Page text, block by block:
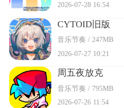
2026-07-28 16:54
CYTOID旧版
音乐节奏 / 247MB
2026-07-27 10:21
周五夜放克
音乐节奏 / 795MB
2026-07-26 11:54